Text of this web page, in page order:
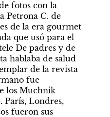
fotos con la
Petrona C. de
de la era gourmet
que usó para el
De padres y de
hablaba de salud
de la revista
fue
los Muchnik
París, Londres,
fueron sus